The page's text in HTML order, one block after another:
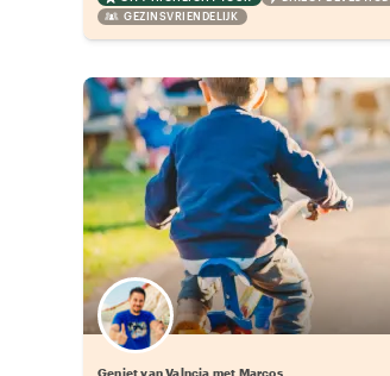
GEZINSVRIENDELIJK
Geniet van Valncia met Marcos